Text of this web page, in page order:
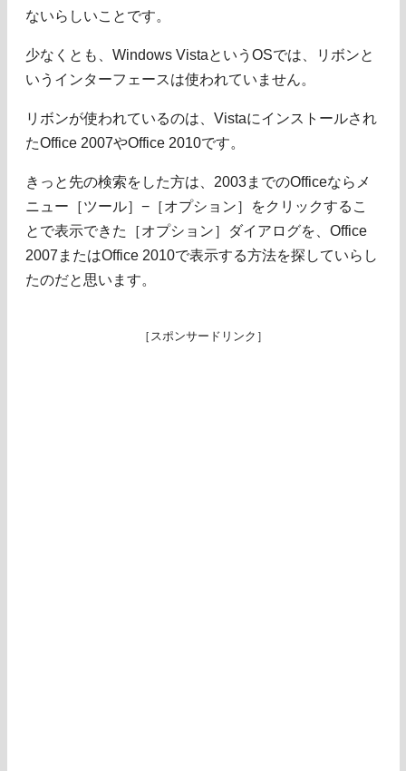
ないらしいことです。
少なくとも、Windows VistaというOSでは、リボンと
いうインターフェースは使われていません。
リボンが使われているのは、Vistaにインストールされ
たOffice 2007やOffice 2010です。
きっと先の検索をした方は、2003までのOfficeならメ
ニュー［ツール］−［オプション］をクリックするこ
とで表示できた［オプション］ダイアログを、Office
2007またはOffice 2010で表示する方法を探していらし
たのだと思います。
［スポンサードリンク］